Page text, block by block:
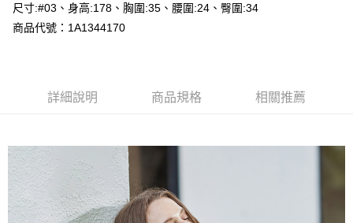
AFTEE先享後付
相關說明
１．簡單：不需註冊會員、不需綁卡、不需儲值。
２．便利：只要手機號碼，簡訊認證，即可結帳。
【「AFTEE先享後付」結帳流程】
１．於結帳方式選擇「AFTEE先享後付」後，將跳轉至「AFTEE先享後付」
結帳頁面，進行簡訊認證並確認金額後，即可完成結帳。
２．訂單成立數日內，您將收到繳費通知簡訊。
３．收到繳費通知簡訊後14天內，點擊此簡訊中的連結，可透過四大超商／
ATM／網路銀行／等多元方式進行付款，方視為交易完成。
全家--滿2000元免運
付款後全家取貨---滿2000元免運
每筆NT$60，滿NT$2,000(含以上)免運費
7-11--滿2000元免運
每筆NT$60，滿NT$2,000(含以上)免運費
尺寸:#03、身高:178、胸圍:35、腰圍:24、臀圍:34
商品代號：1A1344170
詳細說明 商品規格 相關推薦